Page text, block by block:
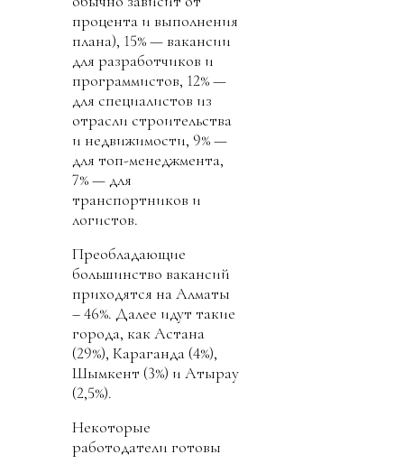
процента и выполнения
плана), 15% — вакансии
для разработчиков и
программистов, 12% —
для специалистов из
отрасли строительства
и недвижимости, 9% —
для топ-менеджмента,
7% — для
транспортников и
логистов.
Преобладающие
большинство вакансий
приходятся на Алматы
– 46%. Далее идут такие
города, как Астана
(29%), Караганда (4%),
Шымкент (3%) и Атырау
(2,5%).
Некоторые
работодатели готовы